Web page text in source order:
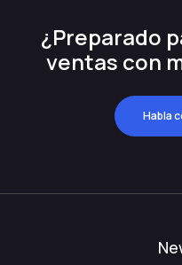
¿Preparado
ventas con
Habla